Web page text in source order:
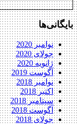
نوامبر 2020
جولای 2020
ژانویه 2020
آگوست 2019
نوامبر 2018
اکتبر 2018
سپتامبر 2018
آگوست 2018
جولای 2018